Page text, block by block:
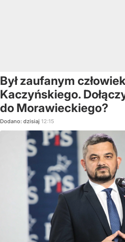
Był zaufanym
Kaczyńskiego.
do Morawieckiego?
Dodano: dzisiaj 12:15